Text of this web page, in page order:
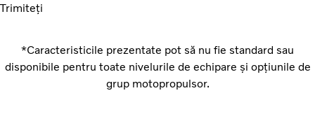
Trimiteți
*Caracteristicile prezentate pot să nu fie standard sau
disponibile pentru toate nivelurile de echipare și opțiunile de
grup motopropulsor.